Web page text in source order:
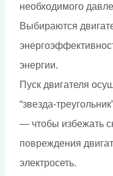
необходимого
Выбираются
энергии.
Пуск двигателя
“звезда-
— чтобы избежать
повреждения
электросеть.